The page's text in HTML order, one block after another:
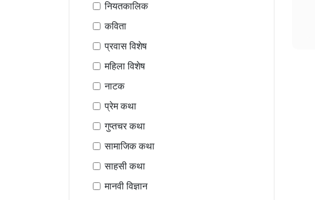
नियतकालिक
कविता
प्रवास विशेष
महिला विशेष
नाटक
प्रेम कथा
गुप्तचर कथा
सामाजिक कथा
साहसी कथा
मानवी विज्ञान